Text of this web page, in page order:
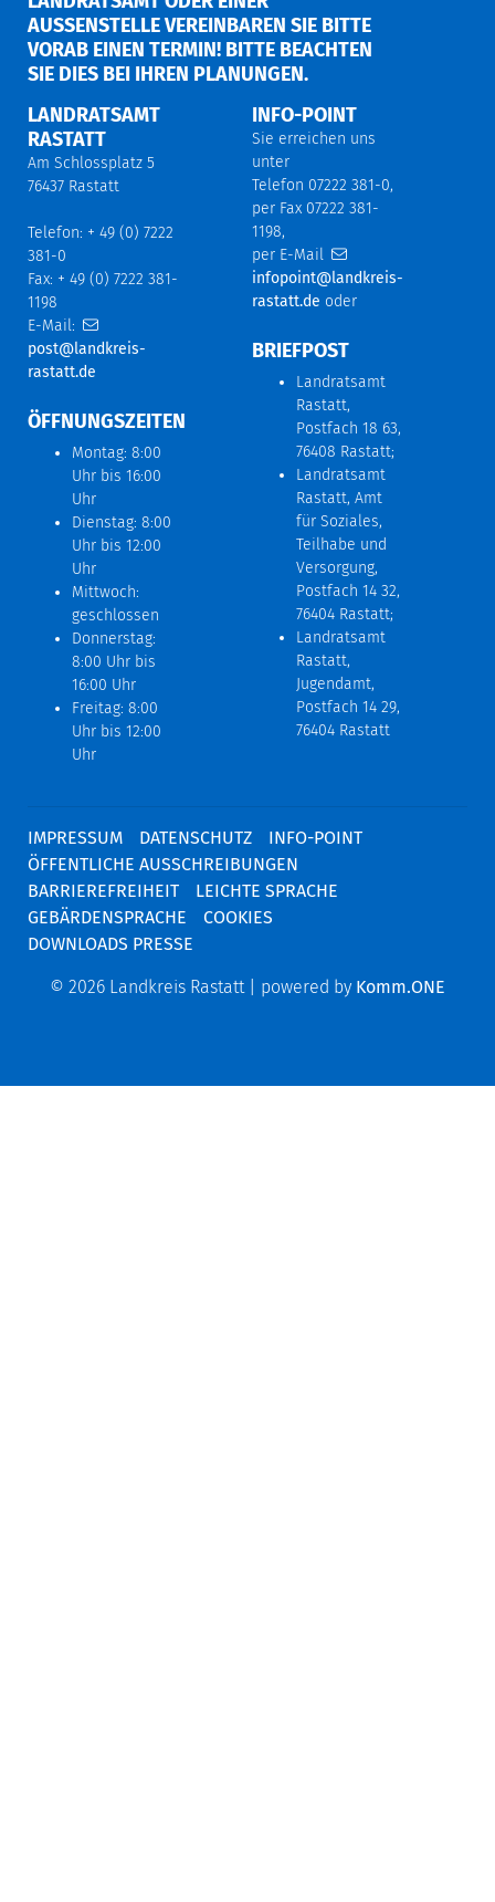
AUSSENSTELLE VEREINBAREN SIE BITTE V
ORAB EINEN TERMIN! BITTE BEACHTEN S
IE DIES BEI IHREN PLANUNGEN.
LANDRATSAMT
RASTATT
Am Schlossplatz 5
76437 Rastatt
Telefon: + 49 (0) 7222
381-0
Fax: + 49 (0) 7222 381-
1198
E-Mail:
post@landkreis-
rastatt.de
ÖFFNUNGSZEITEN
Montag: 8:00
Uhr bis 16:00
Uhr
Dienstag: 8:00
Uhr bis 12:00
Uhr
Mittwoch:
geschlossen
Donnerstag:
8:00 Uhr bis
16:00 Uhr
Freitag: 8:00
Uhr bis 12:00
Uhr
INFO-POINT
Sie erreichen uns
unter
Telefon 07222 381-0,
per Fax 07222 381-
1198,
per E-Mail
infopoint@landkreis-
rastatt.de oder
BRIEFPOST
Landratsamt
Rastatt,
Postfach 18 63,
76408 Rastatt;
Landratsamt
Rastatt, Amt
für Soziales,
Teilhabe und
Versorgung,
Postfach 14 32,
76404 Rastatt;
Landratsamt
Rastatt,
Jugendamt,
Postfach 14 29,
76404 Rastatt
IMPRESSUM DATENSCHUTZ
INFO-POINT
ÖFFENTLICHE AUSSCHREIBUNGEN
BARRIEREFREIHEIT
LEICHTE SPRACHE
GEBÄRDENSPRACHE
COOKIES
DOWNLOADS PRESSE
© 2026 Landkreis Rastatt | powered by Komm.ONE